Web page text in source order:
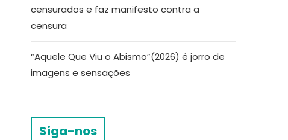
censurados e faz manifesto contra a
censura
“Aquele Que Viu o Abismo”(2026) é jorro de
imagens e sensações
Siga-nos